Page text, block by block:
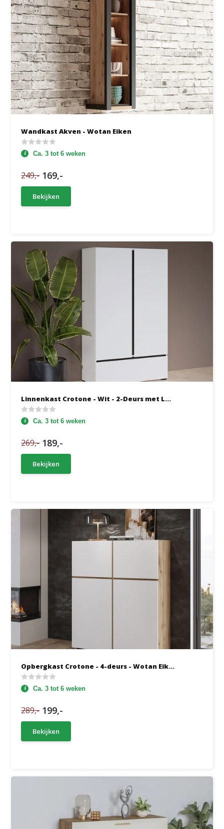
Wandkast Akven - Wotan Eiken
Ca. 3 tot 6 weken
249,- 169,-
Bekijken
Linnenkast Crotone - Wit - 2-Deurs met L...
Ca. 3 tot 6 weken
269,- 189,-
Bekijken
Opbergkast Crotone - 4-deurs - Wotan Eik...
Ca. 3 tot 6 weken
289,- 199,-
Bekijken